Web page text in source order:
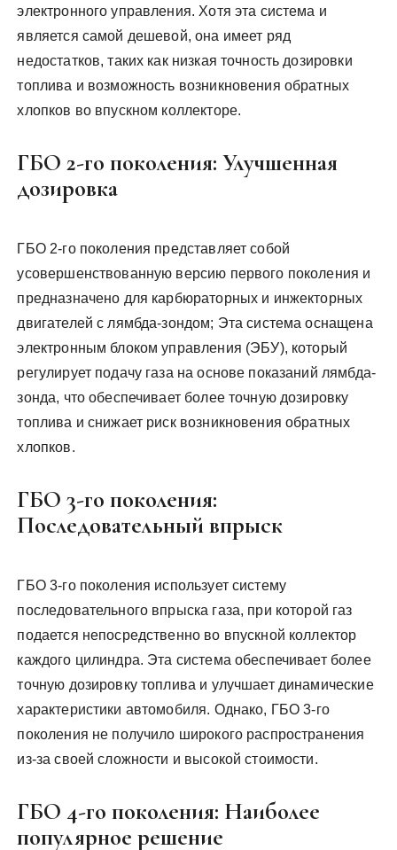
электронного управления. Хотя эта система и
является самой дешевой, она имеет ряд
недостатков, таких как низкая точность дозировки
топлива и возможность возникновения обратных
хлопков во впускном коллекторе.
ГБО 2-го поколения: Улучшенная
дозировка
ГБО 2-го поколения представляет собой
усовершенствованную версию первого поколения и
предназначено для карбюраторных и инжекторных
двигателей с лямбда-зондом; Эта система оснащена
электронным блоком управления (ЭБУ), который
регулирует подачу газа на основе показаний лямбда-
зонда, что обеспечивает более точную дозировку
топлива и снижает риск возникновения обратных
хлопков.
ГБО 3-го поколения:
Последовательный впрыск
ГБО 3-го поколения использует систему
последовательного впрыска газа, при которой газ
подается непосредственно во впускной коллектор
каждого цилиндра. Эта система обеспечивает более
точную дозировку топлива и улучшает динамические
характеристики автомобиля. Однако, ГБО 3-го
поколения не получило широкого распространения
из-за своей сложности и высокой стоимости.
ГБО 4-го поколения: Наиболее
популярное решение